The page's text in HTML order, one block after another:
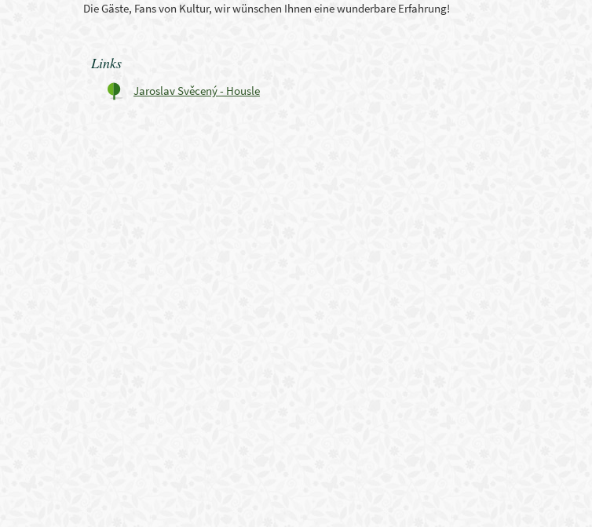
Die Gäste, Fansvon Kultur, wir wünschen Ihnen eine wunderbare Erfahrung!
Links
Jaroslav Svěcený - Housle